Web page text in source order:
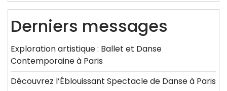
Derniers messages
Exploration artistique : Ballet et Danse
Contemporaine à Paris
Découvrez l’Éblouissant Spectacle de Danse à Paris